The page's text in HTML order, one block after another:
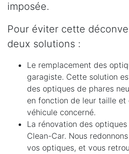
imposée.
Pour éviter cette
deux solutions :
Le remplacement des
garagiste. Cette solution
des optiques de phares
en fonction de leur taille et
véhicule concerné.
La rénovation des
Clean-Car. Nous
vos optiques, et vous